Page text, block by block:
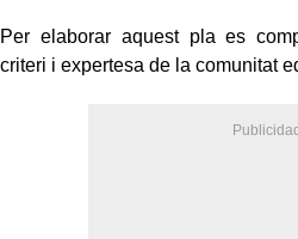
Per elaborar aquest pla es
criteri i expertesa de la comunitat